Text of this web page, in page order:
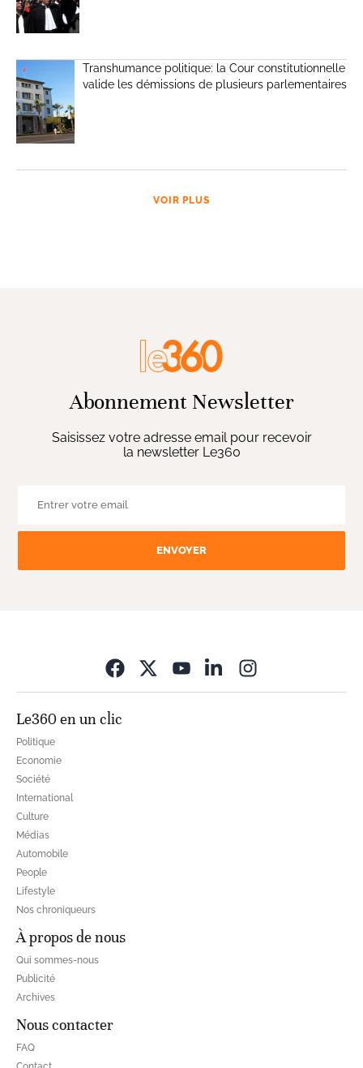
Transhumance politique: la Cour constitutionnelle
valide les démissions de plusieurs parlementaires
VOIR PLUS
Abonnement Newsletter
Saisissez votre adresse email pour recevoir
la newsletter Le360
ENVOYER
Le360 en un clic
Politique
Economie
Société
International
Culture
Médias
Automobile
People
Lifestyle
Nos chroniqueurs
À propos de nous
Qui sommes-nous
Publicité
Archives
Nous contacter
FAQ